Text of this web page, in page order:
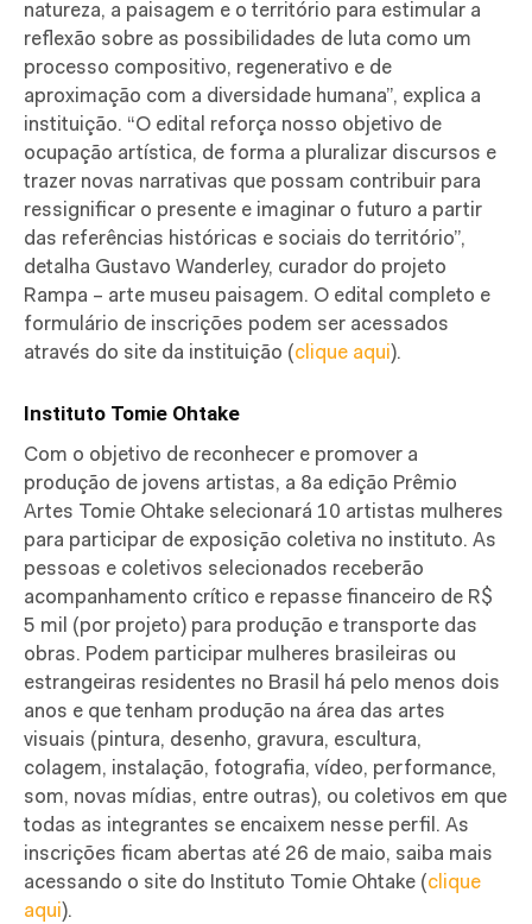
natureza, a paisagem e o território para estimular a
reflexão sobre as possibilidades de luta como um
processo compositivo, regenerativo e de
aproximação com a diversidade humana”, explica a
instituição. “O edital reforça nosso objetivo de
ocupação artística, de forma a pluralizar discursos e
trazer novas narrativas que possam contribuir para
ressignificar o presente e imaginar o futuro a partir
das referências históricas e sociais do território”,
detalha Gustavo Wanderley, curador do projeto
Rampa – arte museu paisagem. O edital completo e
formulário de inscrições podem ser acessados
através do site da instituição (clique aqui).
Instituto Tomie Ohtake
Com o objetivo de reconhecer e promover a
produção de jovens artistas, a 8a edição Prêmio
Artes Tomie Ohtake selecionará 10 artistas mulheres
para participar de exposição coletiva no instituto. As
pessoas e coletivos selecionados receberão
acompanhamento crítico e repasse financeiro de R$
5 mil (por projeto) para produção e transporte das
obras. Podem participar mulheres brasileiras ou
estrangeiras residentes no Brasil há pelo menos dois
anos e que tenham produção na área das artes
visuais (pintura, desenho, gravura, escultura,
colagem, instalação, fotografia, vídeo, performance,
som, novas mídias, entre outras), ou coletivos em que
todas as integrantes se encaixem nesse perfil. As
inscrições ficam abertas até 26 de maio, saiba mais
acessando o site do Instituto Tomie Ohtake (clique
aqui).